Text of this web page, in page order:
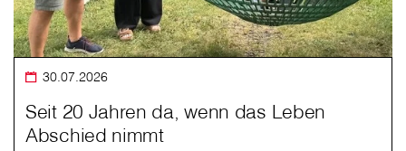
30.07.2026
Seit 20 Jahren da, wenn das Leben
Abschied nimmt